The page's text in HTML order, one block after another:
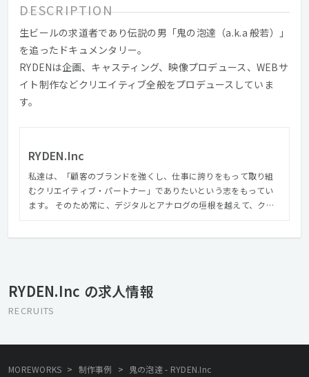
DESCRIPTION
生ビールの求道者であり伝説の男「鬼の泡達（a.k.a 般若）」
を追ったドキュメンタリー。
RYDENは企画、キャスティング、映像プロデュース、WEBサ
イト制作などクリエイティブ全般をプロデュースしていま
す。
RYDEN.Inc
私達は、「顧客のブランドを強くし、仕事に誇りをもって取り組
むクリエイティブ・パートナー」でありたいという志をもってい
ます。 そのため常に、デジタルとアナログの垣根を越えて、クラ
RYDEN.Inc の求人情報
RECRUITS
MOREWORKS > 制作事例 > 鬼の泡達 - RYDEN.Inc